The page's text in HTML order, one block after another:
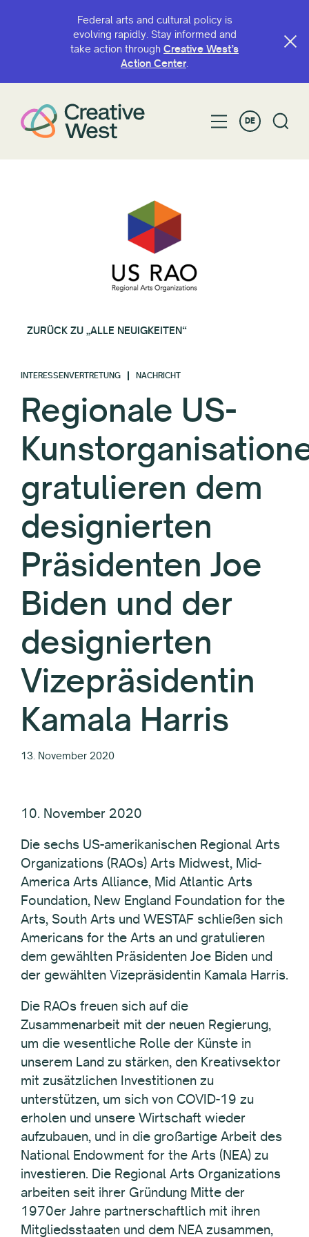
Federal arts and cultural policy is
evolving rapidly. Stay informed and
take action through Creative West’s
Action Center.
DE
ZURÜCK ZU „ALLE NEUIGKEITEN“
INTERESSENVERTRETUNG NACHRICHT
Regionale US-
gratulieren dem
designierten
Präsidenten Joe
Biden und der
designierten
Vizepräsidentin
Kamala Harris
13. November 2020
10. November 2020
Die sechs US-amerikanischen Regional Arts
Organizations (RAOs) Arts Midwest, Mid-
America Arts Alliance, Mid Atlantic Arts
Foundation, New England Foundation for the
Arts, South Arts und WESTAF schließen sich
Americans for the Arts an und gratulieren
dem gewählten Präsidenten Joe Biden und
der gewählten Vizepräsidentin Kamala Harris.
Die RAOs freuen sich auf die
Zusammenarbeit mit der neuen Regierung,
um die wesentliche Rolle der Künste in
unserem Land zu stärken, den Kreativsektor
mit zusätzlichen Investitionen zu
unterstützen, um sich von COVID-19 zu
erholen und unsere Wirtschaft wieder
aufzubauen, und in die großartige Arbeit des
National Endowment for the Arts (NEA) zu
investieren. Die Regional Arts Organizations
arbeiten seit ihrer Gründung Mitte der
1970er Jahre partnerschaftlich mit ihren
Mitgliedsstaaten und dem NEA zusammen,